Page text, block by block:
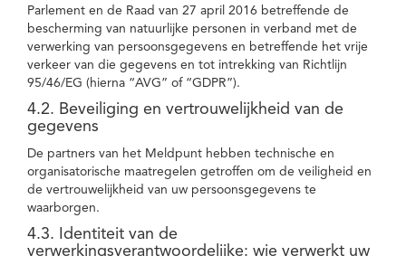
Parlement en de Raad van 27 april 2016 betreffende de
bescherming van natuurlijke personen in verband met de
verwerking van persoonsgegevens en betreffende het vrije
verkeer van die gegevens en tot intrekking van Richtlijn
95/46/EG (hierna “AVG” of “GDPR”).
4.2. Beveiliging en vertrouwelijkheid van de
gegevens
De partners van het Meldpunt hebben technische en
organisatorische maatregelen getroffen om de veiligheid en
de vertrouwelijkheid van uw persoonsgegevens te
waarborgen.
4.3. Identiteit van de
verwerkingsverantwoordelijke: wie verwerkt uw